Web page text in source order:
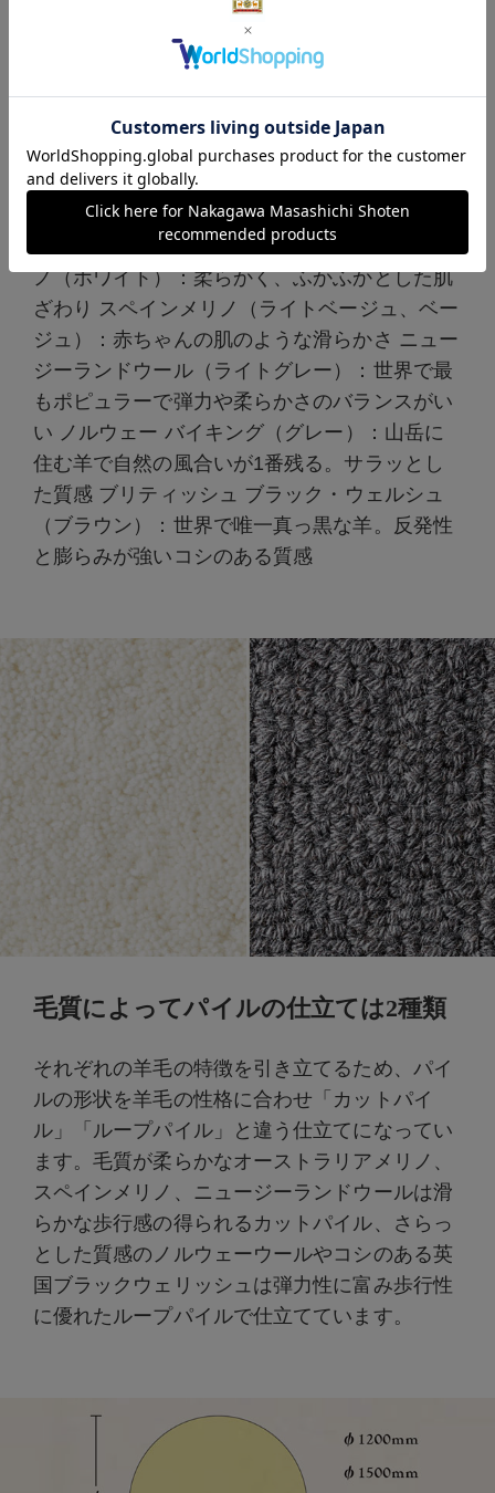
5種類のウール、それぞれの特徴
世界に3000種類も生息しているという羊たちの
毛は、人間の毛がそうであるように様々な毛質
を持っています。コシがあったり、ふわふわだ
ったり、それぞれ違う羊毛の特徴を活かしたの
がこのコレクションです。 オーストラリアメリ
ノ（ホワイト）：柔らかく、ふかふかとした肌
ざわり スペインメリノ（ライトベージュ、ベー
ジュ）：赤ちゃんの肌のような滑らかさ ニュー
ジーランドウール（ライトグレー）：世界で最
もポピュラーで弾力や柔らかさのバランスがい
い ノルウェー バイキング（グレー）：山岳に
住む羊で自然の風合いが1番残る。サラッとし
た質感 ブリティッシュ ブラック・ウェルシュ
（ブラウン）：世界で唯一真っ黒な羊。反発性
と膨らみが強いコシのある質感
毛質によってパイルの仕立ては2種類
それぞれの羊毛の特徴を引き立てるため、パイ
ルの形状を羊毛の性格に合わせ「カットパイ
ル」「ループパイル」と違う仕立てになってい
ます。毛質が柔らかなオーストラリアメリノ、
スペインメリノ、ニュージーランドウールは滑
らかな歩行感の得られるカットパイル、さらっ
とした質感のノルウェーウールやコシのある英
国ブラックウェリッシュは弾力性に富み歩行性
に優れたループパイルで仕立てています。